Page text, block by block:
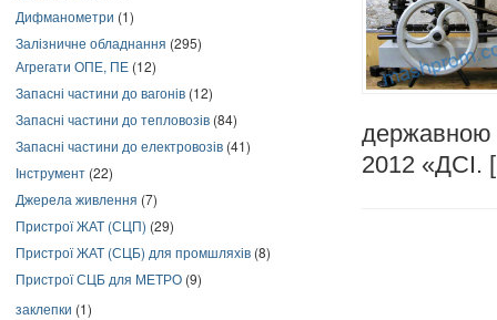
Дифманометри (1)
Залізничне обладнання (295)
Агрегати ОПЕ, ПЕ (12)
Запасні частини до вагонів (12)
Запасні частини до тепловозів (84)
Запасні частини до електровозів (41)
Інструмент (22)
Джерела живлення (7)
Пристрої ЖАТ (СЦП) (29)
Пристрої ЖАТ (СЦБ) для промшляхів (8)
Пристрої СЦБ для МЕТРО (9)
заклепки (1)
державною
2012 «ДСІ.